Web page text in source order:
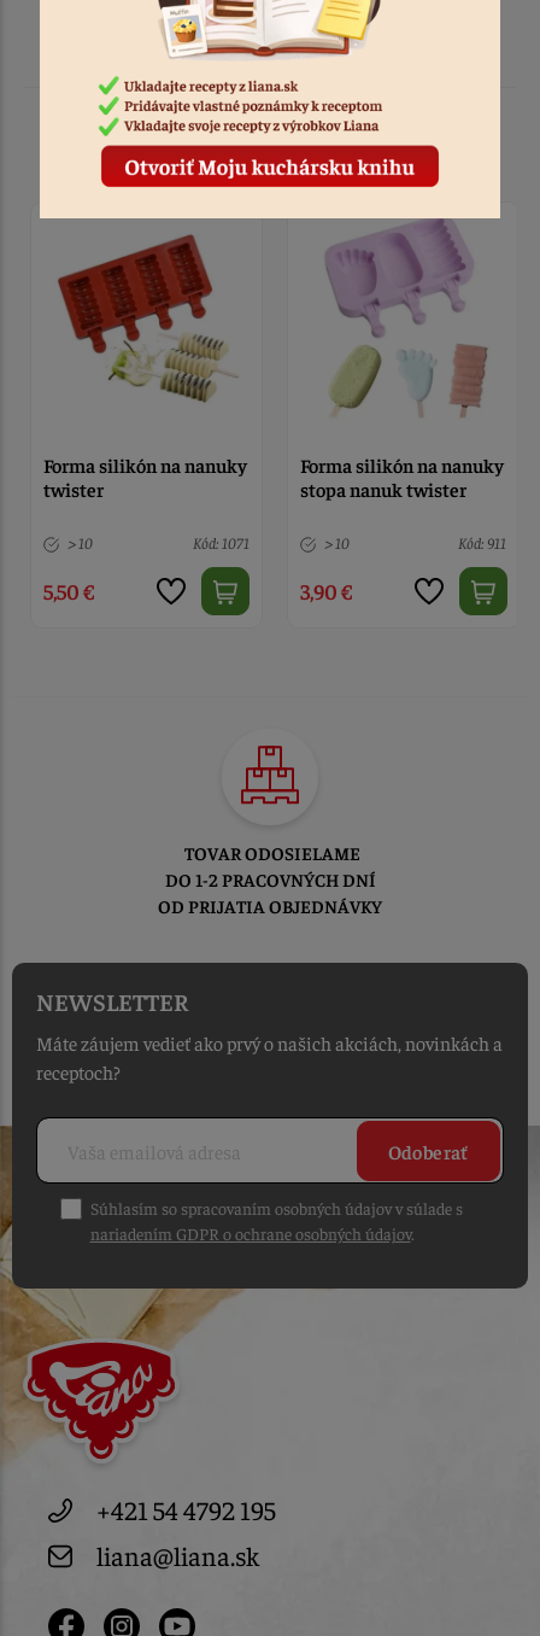
Podobné produkty
Forma silikón na nanuky
twister
> 10 Kód: 1071
5,50 €
Forma silikón na nanuky
stopa nanuk twister
> 10 Kód: 911
3,90 €
TOVAR ODOSIELAME
DO 1-2 PRACOVNÝCH DNÍ
OD PRIJATIA OBJEDNÁVKY
NEWSLETTER
Máte záujem vedieť ako prvý o našich akciách, novinkách a
receptoch?
Odoberať
Súhlasím so spracovaním osobných údajov v súlade s
nariadením GDPR o ochrane osobných údajov.
+421 54 4792 195
liana@liana.sk